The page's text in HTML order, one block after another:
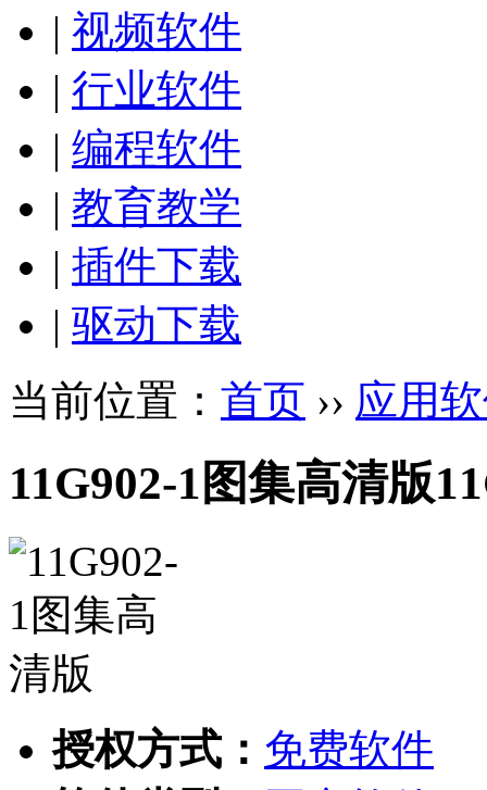
| 视频软件
| 行业软件
| 编程软件
| 教育教学
| 插件下载
| 驱动下载
当前位置： 首页 ›› 应用
11G902-1图集高清版
授权方式： 免费软件